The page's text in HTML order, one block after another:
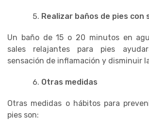
Realizar baños de pies con
Un baño de 15 o 20 minutos en
sales relajantes para pies
sensación de inflamación y disminuir
Otras medidas
Otras medidas o hábitos para
pies son: